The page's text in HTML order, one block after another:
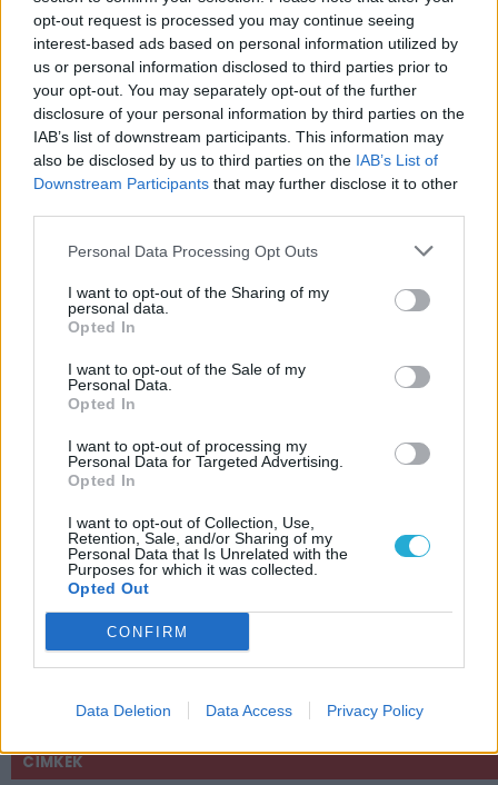
opt-out request is processed you may continue seeing
interest-based ads based on personal information utilized by
us or personal information disclosed to third parties prior to
your opt-out. You may separately opt-out of the further
disclosure of your personal information by third parties on the
IAB’s list of downstream participants. This information may
also be disclosed by us to third parties on the IAB’s List of
Downstream Participants that may further disclose it to other
Personal Data Processing Opt Outs
I want to opt-out of the Sharing of my
personal data.
Opted In
I want to opt-out of the Sale of my
Personal Data.
Opted In
I want to opt-out of processing my
Personal Data for Targeted Advertising.
Opted In
I want to opt-out of Collection, Use,
Retention, Sale, and/or Sharing of my
Personal Data that Is Unrelated with the
Purposes for which it was collected.
Opted Out
CONFIRM
Data Deletion Data Access Privacy Policy
CÍMKÉK